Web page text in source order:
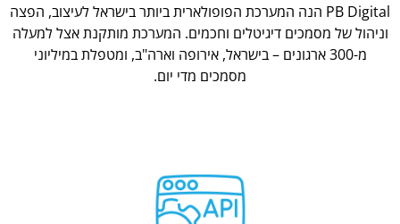
PB Digital הנה המערכת הפופולארית ביותר בישראל לעיצוב, הפצה
וניהול של מסמכים דיגיטלים וחכמים. המערכת מותקנת אצל למעלה
מ-300 ארגונים – בישראל, אירופה וארה"ב, ומטפלת במיליוני
מסמכים מדי יום.